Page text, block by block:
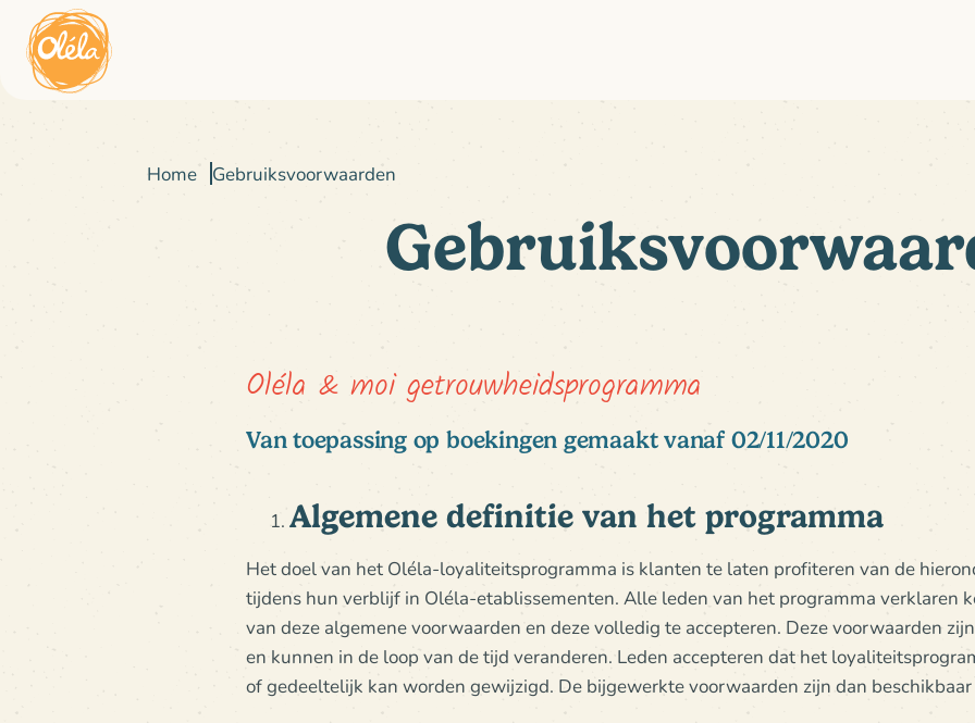
Home Gebruiksvoorwaarden
Oléla & moi getrouwheidsprogramma
Van toepassing op boekingen gemaakt vanaf 02/11/2020
Algemene definitie van het programma
Het doel van het Oléla-loyaliteitsprogramma is klanten te laten profiteren van de
tijdens hun verblijf in Oléla-etablissementen. Alle leden van het programma verklaren
van deze algemene voorwaarden en deze volledig te accepteren. Deze voorwaarden
en kunnen in de loop van de tijd veranderen. Leden accepteren dat het
of gedeeltelijk kan worden gewijzigd. De bijgewerkte voorwaarden zijn dan